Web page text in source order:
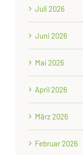
Juli 2026
Juni 2026
Mai 2026
April 2026
März 2026
Februar 2026